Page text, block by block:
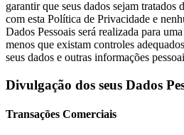
garantir que seus dados sejam tratados
com esta Política de Privacidade e
Dados Pessoais será realizada para
menos que existam controles
seus dados e outras informações
Divulgação dos seus Dados
Transações Comerciais